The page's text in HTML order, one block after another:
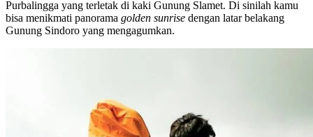
Purbalingga yang terletak di kaki Gunung Slamet. Di sinilah kamu
bisa menikmati panorama golden sunrise dengan latar belakang
Gunung Sindoro yang mengagumkan.